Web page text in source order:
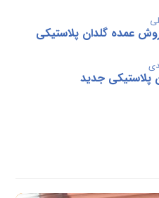
پلاستیکی جدید